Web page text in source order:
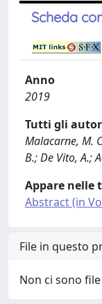
Scheda
Anno
2019
Tutti gli
Malacarne, M.
B.; De Vito, A.;
Appare nelle
Abstract (in
File in questo
Non ci sono